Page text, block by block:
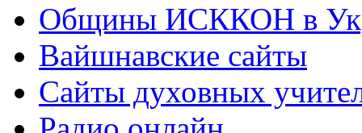
Общины ИСККОН в
Вайшнавские сайты
Сайты духовных